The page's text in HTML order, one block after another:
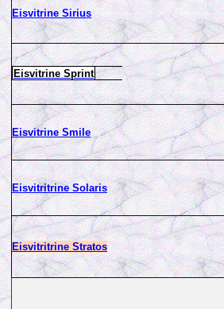
Eisvitrine Sirius
Eisvitrine Sprint
Eisvitrine Smile
Eisvitritrine Solaris
Eisvitritrine Stratos